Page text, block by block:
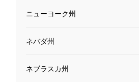
ニューヨーク州
ネバダ州
ネブラスカ州